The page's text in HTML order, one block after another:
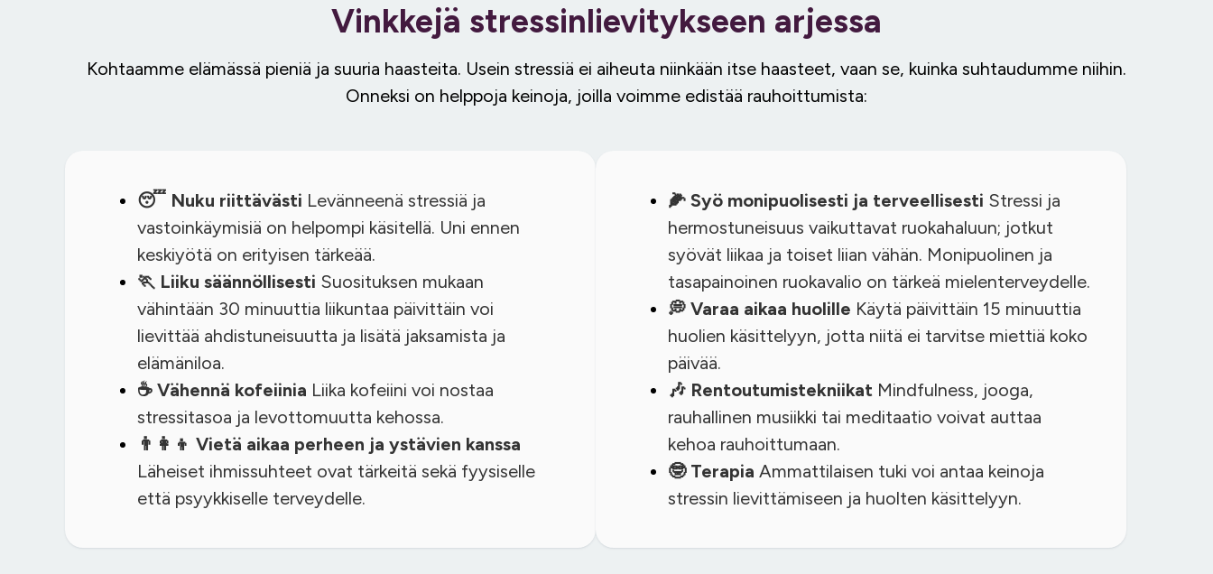
Vinkkejä stressinlievitykseen arjessa
Kohtaamme elämässä pieniä ja suuria haasteita. Usein stressiä ei aiheuta niinkään itse haasteet, vaan se, kuinka suhtaudumme niihin.
Onneksi on helppoja keinoja, joilla voimme edistää rauhoittumista:
😴 Nuku riittävästi Levänneenä stressiä ja
vastoinkäymisiä on helpompi käsitellä. Uni ennen
keskiyötä on erityisen tärkeää.
🏃 Liiku säännöllisesti Suosituksen mukaan
vähintään 30 minuuttia liikuntaa päivittäin voi
lievittää ahdistuneisuutta ja lisätä jaksamista ja
elämäniloa.
☕ Vähennä kofeiinia Liika kofeiini voi nostaa
stressitasoa ja levottomuutta kehossa.
👨‍👩‍👦 Vietä aikaa perheen ja ystävien kanssa
Läheiset ihmissuhteet ovat tärkeitä sekä fyysiselle
että psyykkiselle terveydelle.
🌽 Syö monipuolisesti ja terveellisesti Stressi ja
hermostuneisuus vaikuttavat ruokahaluun; jotkut
syövät liikaa ja toiset liian vähän. Monipuolinen ja
tasapainoinen ruokavalio on tärkeä mielenterveydelle.
💭 Varaa aikaa huolille Käytä päivittäin 15 minuuttia
huolien käsittelyyn, jotta niitä ei tarvitse miettiä koko
päivää.
🎶 Rentoutumistekniikat Mindfulness, jooga,
rauhallinen musiikki tai meditaatio voivat auttaa
kehoa rauhoittumaan.
🤓 Terapia Ammattilaisen tuki voi antaa keinoja
stressin lievittämiseen ja huolten käsittelyyn.